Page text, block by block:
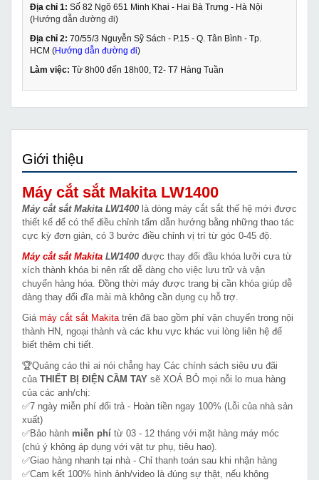
Địa chỉ 1: Số 82 Ngõ 651 Minh Khai - Hai Bà Trưng - Hà Nội
(Hướng dẫn đường đi)
Địa chỉ 2: 70/55/3 Nguyễn Sỹ Sách - P.15 - Q. Tân Bình - Tp.
HCM (Hướng dẫn đường đi)
Làm việc: Từ 8h00 đến 18h00, T2- T7 Hàng Tuần
Giới thiệu
Máy cắt sắt Makita LW1400
Máy cắt sắt Makita LW1400 là dòng máy cắt sắt thế hệ mới được
thiết kế để có thể điều chỉnh tấm dẫn hướng bằng những thao tác
cực kỳ đơn giản, có 3 bước điều chỉnh vị trí từ góc 0-45 độ.
Máy cắt sắt Makita LW1400 được thay đổi đầu khóa lưỡi cưa từ
xích thành khóa bi nên rất dễ dàng cho việc lưu trữ và vận
chuyển hàng hóa. Đồng thời máy được trang bị cần khóa giúp dễ
dàng thay đổi đĩa mài mà không cần dụng cụ hỗ trợ.
Giá máy cắt sắt Makita trên đã bao gồm phí vận chuyển trong nội
thành HN, ngoại thành và các khu vực khác vui lòng liên hệ để
biết thêm chi tiết.
🏆Quảng cáo thì ai nói chẳng hay Các chính sách siêu ưu đãi
của THIẾT BỊ ĐIỆN CẦM TAY sẽ XOÁ BỎ mọi nỗi lo mua hàng
của các anh/chị:
✅7 ngày miễn phí đổi trả - Hoàn tiền ngay 100% (Lỗi của nhà sản
xuất)
✅Bảo hành miễn phí từ 03 - 12 tháng với mặt hàng máy móc
(chú ý không áp dụng với vật tư phụ, tiêu hao).
✅Giao hàng nhanh tại nhà - Chỉ thanh toán sau khi nhận hàng
✅Cam kết 100% hình ảnh/video là đúng sự thật, nếu không